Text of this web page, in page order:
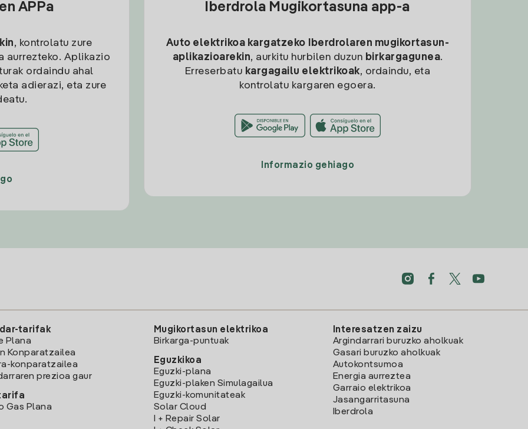
APPa
, kontrolatu zure
aurrezteko. Aplikazio
ordaindu ahal
adierazi, eta zure
Iberdrola Mugikortasuna app-a
Auto elektrikoa kargatzeko
Iberdrolaren mugikortasun-
aplikazioarekin, aurkitu hurbilen duzun birkargagunea.
Erreserbatu kargagailu elektrikoak, ordaindu, eta
kontrolatu kargaren egoera.
Informazio gehiago
tarifak
Plana
Konparatzailea
konparatzailea
prezioa gaur
Gas Plana
Mugikortasun elektrikoa
Birkarga-puntuak
Eguzkikoa
Eguzki-plana
Eguzki-plaken Simulagailua
Eguzki-komunitateak
Solar Cloud
I + Repair Solar
Interesatzen zaizu
Argindarrari buruzko aholkuak
Gasari buruzko aholkuak
Autokontsumoa
Energia aurreztea
Garraio elektrikoa
Jasangarritasuna
Iberdrola